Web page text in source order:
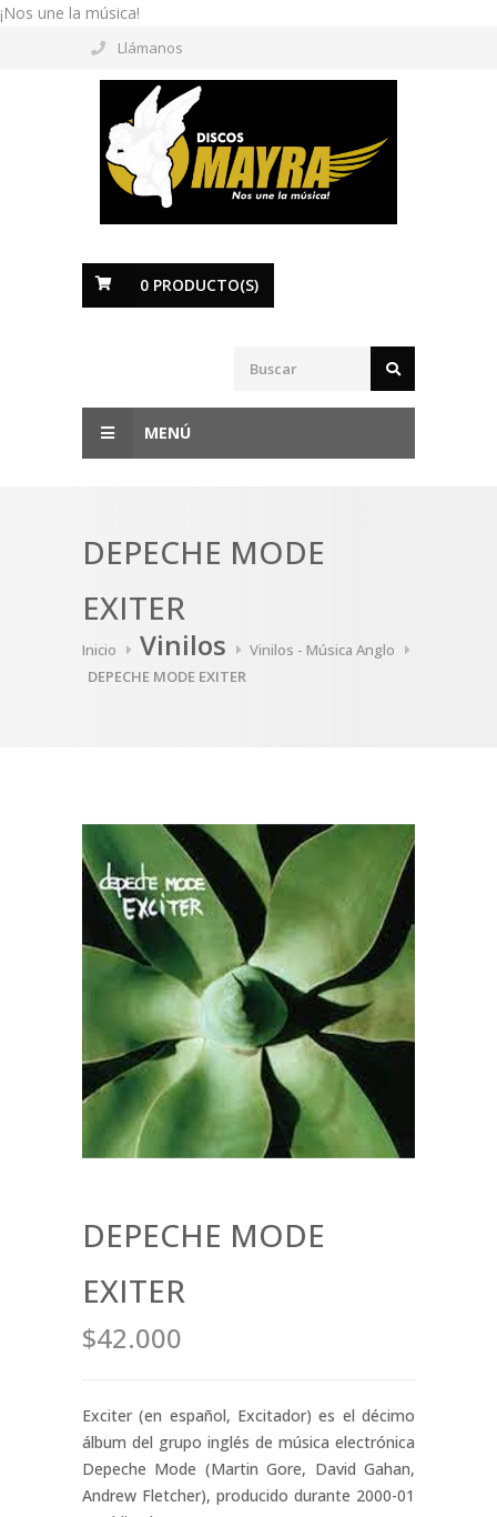
¡Nos une la música!
Llámanos
0 PRODUCTO(S)
MENÚ
DEPECHE MODE
EXITER
Inicio Vinilos
Vinilos - Música Anglo
DEPECHE MODE EXITER
DEPECHE MODE
EXITER
$42.000
Exciter (en español, Excitador) es el décimo
álbum del grupo inglés de música electrónica
Depeche Mode (Martin Gore, David Gahan,
Andrew Fletcher), producido durante 2000-01